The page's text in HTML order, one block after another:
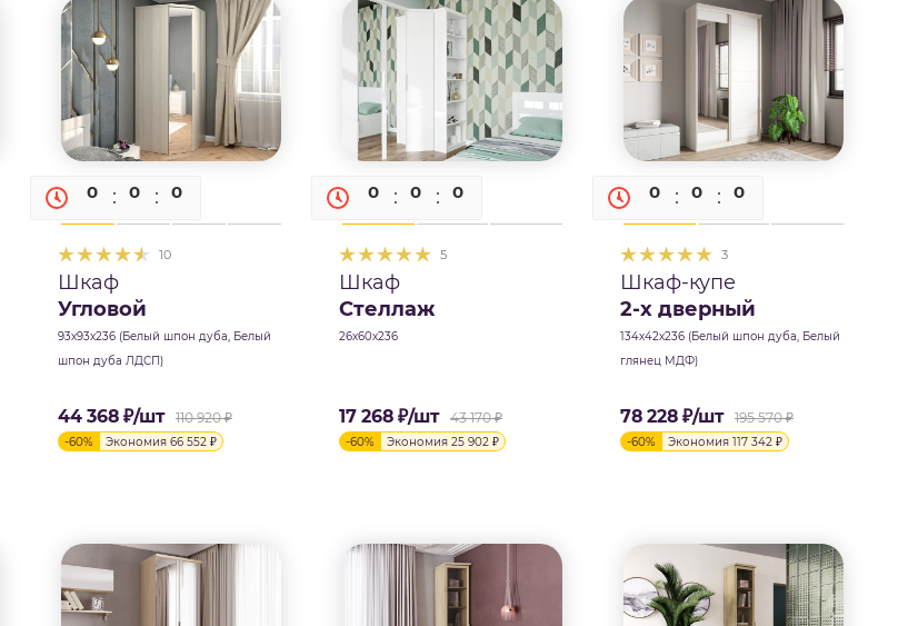
0 0 0
10
Шкаф
Угловой
93х93х236 (Белый шпон дуба, Белый
шпон дуба ЛДСП)
44 368 ₽/шт 110 920₽
-60% Экономия 66 552 ₽
0 0 0
5
Шкаф
Стеллаж
26х60х236
17 268 ₽/шт 43 170₽
-60% Экономия 25 902 ₽
0 0 0
3
Шкаф-купе
2-х дверный
134х42х236 (Белый шпон дуба, Белый
глянец МДФ)
78 228 ₽/шт 195 570₽
-60% Экономия 117 342 ₽